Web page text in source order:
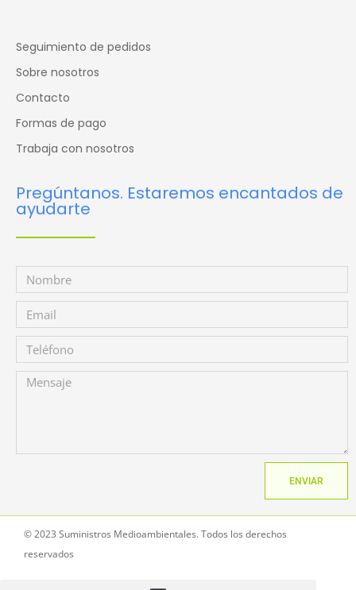
Seguimiento de pedidos
Sobre nosotros
Contacto
Formas de pago
Trabaja con nosotros
Pregúntanos. Estaremos encantados de
ayudarte
ENVIAR
© 2023 Suministros Medioambientales. Todos los derechos
reservados